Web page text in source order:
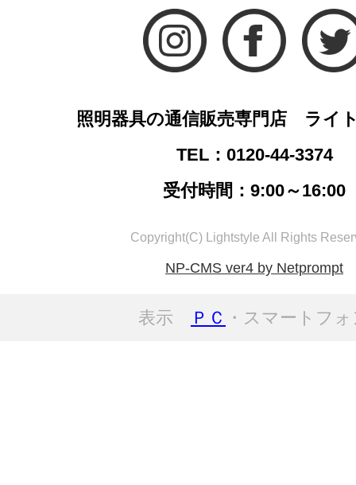
照明器具の通信販売専門店 ライ
TEL：0120-44-3374
受付時間：9:00～16:00
Copyright(C) Lightstyle All Rights
NP-CMS ver4 by Netprompt
表示 ＰＣ ・スマートフ